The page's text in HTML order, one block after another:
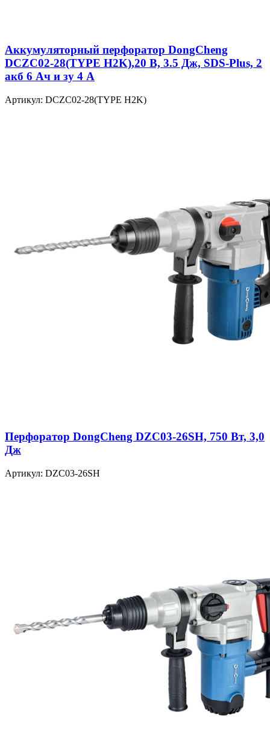
Аккумуляторный перфоратор DongCheng
DCZC02-28(TYPE H2K),20 В, 3.5 Дж, SDS-Plus, 2
акб 6 Ач и зу 4 А
Артикул: DCZC02-28(TYPE H2K)
Перфоратор DongCheng DZC03-26SH, 750 Вт, 3,0
Дж
Артикул: DZC03-26SH